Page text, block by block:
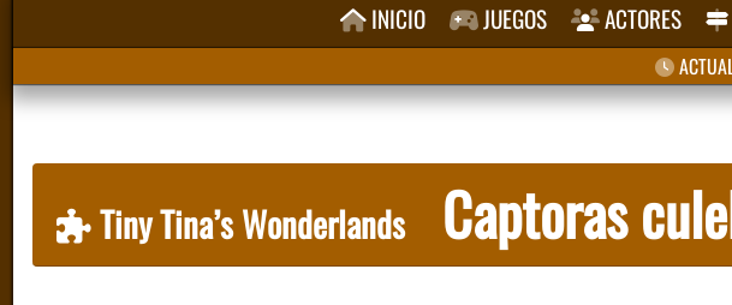
INICIO JUEGOS ACTORES
Tiny Tina’s Wonderlands Captoras